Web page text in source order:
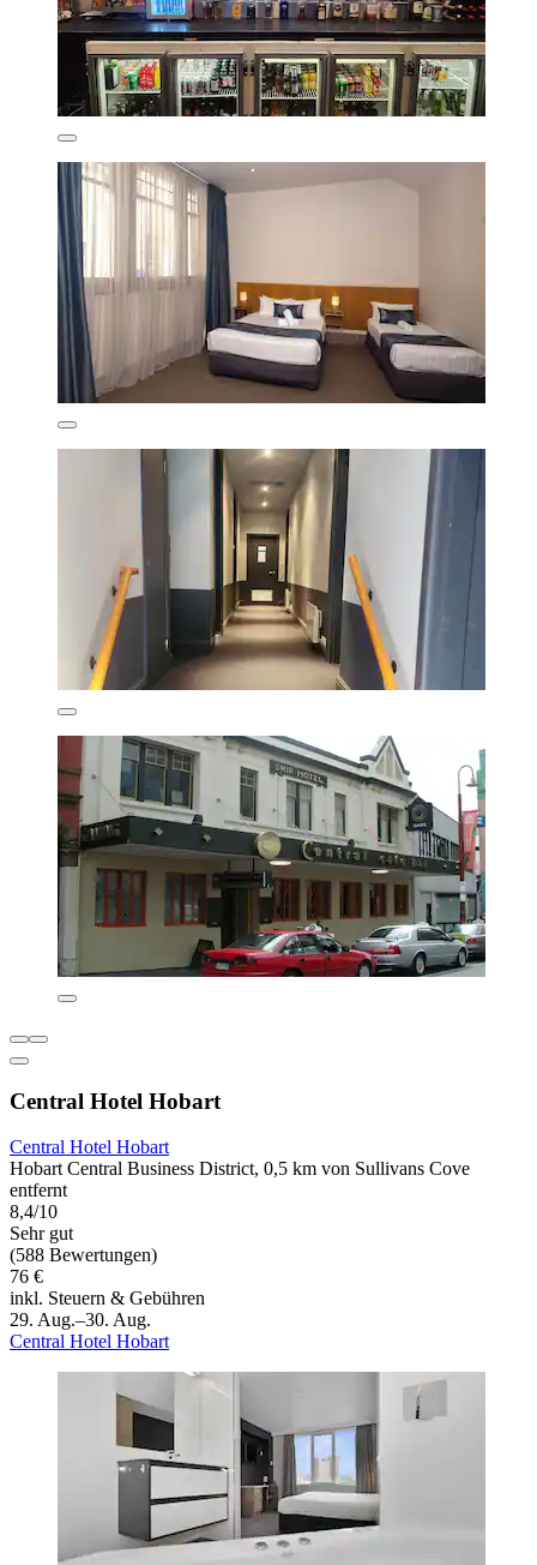
Central Hotel Hobart
Central Hotel Hobart
Hobart Central Business District, 0,5 km von Sullivans Cove
entfernt
8,4/10
Sehr gut
(588 Bewertungen)
76 €
inkl. Steuern & Gebühren
29. Aug.–30. Aug.
Central Hotel Hobart